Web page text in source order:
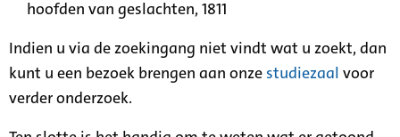
hoofden van geslachten, 1811
Indien u via de zoekingang niet vindt wat u zoekt, dan
kunt u een bezoek brengen aan onze studiezaal voor
verder onderzoek.